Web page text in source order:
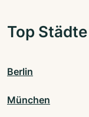
Top Städte
Berlin
München